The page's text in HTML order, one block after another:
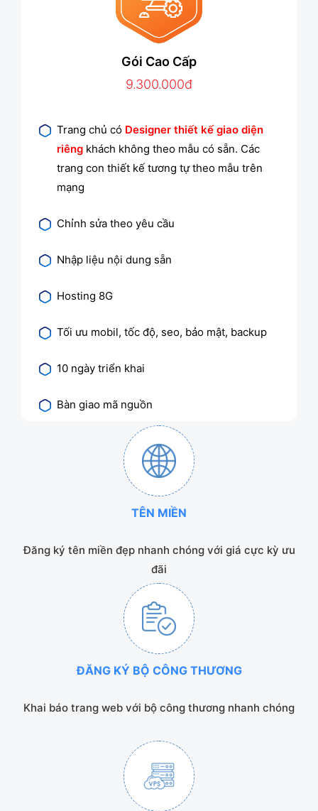
Gói Cao Cấp
9.300.000đ
Trang chủ có Designer thiết kế giao diện
riêng khách không theo mẫu có sẵn. Các
trang con thiết kế tương tự theo mẫu trên
mạng
Chỉnh sửa theo yêu cầu
Nhập liệu nội dung sẵn
Hosting 8G
Tối ưu mobil, tốc độ, seo, bảo mật, backup
10 ngày triển khai
Bàn giao mã nguồn
TÊN MIỀN
Đăng ký tên miền đẹp nhanh chóng với giá cực kỳ ưu
đãi
ĐĂNG KÝ BỘ CÔNG THƯƠNG
Khai báo trang web với bộ công thương nhanh chóng